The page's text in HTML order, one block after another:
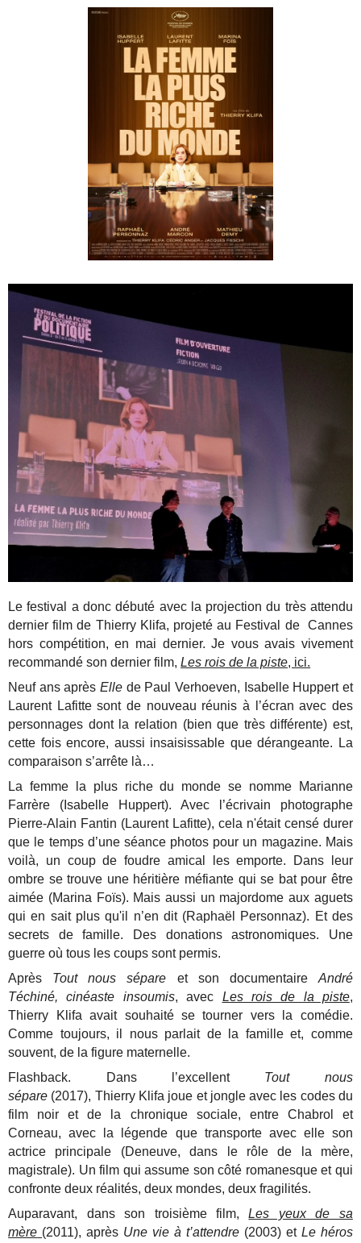
Le festival a donc débuté avec la projection du très attendu
dernier film de Thierry Klifa, projeté au Festival de Cannes
hors compétition, en mai dernier. Je vous avais vivement
recommandé son dernier film,Les rois de la piste, ici.
Neuf ans aprèsElle de Paul Verhoeven, Isabelle Huppert et
Laurent Lafitte sont de nouveau réunis à l’écran avec des
personnages dont la relation (bien que très différente) est,
cette fois encore, aussi insaisissable que dérangeante. La
comparaison s’arrête là…
La femme la plus riche du monde se nomme Marianne
Farrère (Isabelle Huppert). Avec l’écrivain photographe
Pierre-Alain Fantin (Laurent Lafitte), cela n'était censé durer
que le temps d’une séance photos pour un magazine. Mais
voilà, un coup de foudre amical les emporte. Dans leur
ombre se trouve une héritière méfiante qui se bat pour être
aimée (Marina Foïs). Mais aussi un majordome aux aguets
qui en sait plus qu'il n’en dit (Raphaël Personnaz). Et des
secrets de famille. Des donations astronomiques. Une
guerre où tous les coups sont permis.
Après Tout nous sépare et son documentaire André
Téchiné, cinéaste insoumis, avec Les rois de la piste,
Thierry Klifa avait souhaité se tourner vers la comédie.
Comme toujours, il nous parlait de la famille et, comme
souvent, de la figure maternelle.
Flashback. Dans l’excellent Tout nous
sépare (2017), Thierry Klifa joue et jongle avec les codes du
film noir et de la chronique sociale, entre Chabrol et
Corneau, avec la légende que transporte avec elle son
actrice principale (Deneuve, dans le rôle de la mère,
magistrale). Un film qui assume son côté romanesque et qui
confronte deux réalités, deux mondes, deux fragilités.
Auparavant, dans son troisième film,Les yeux de sa
mère (2011), après Une vie à t’attendre (2003) et Le héros